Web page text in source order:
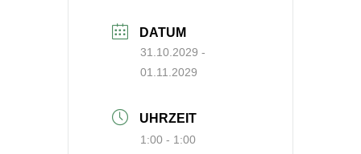
DATUM
31.10.2029 -
01.11.2029
UHRZEIT
1:00 - 1:00